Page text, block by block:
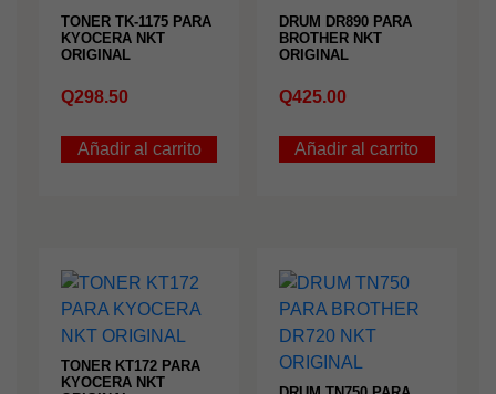
TONER TK-1175 PARA
KYOCERA NKT
ORIGINAL
Q298.50
Añadir al carrito
DRUM DR890 PARA
BROTHER NKT
ORIGINAL
Q425.00
Añadir al carrito
TONER KT172 PARA
KYOCERA NKT